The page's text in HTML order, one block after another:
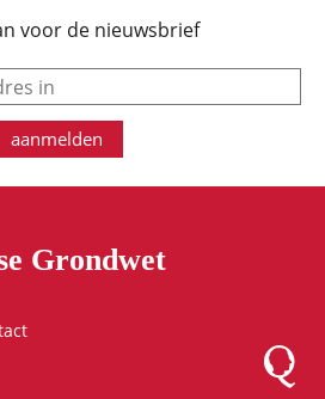
voor de nieuwsbrief
e-mail
aanmelden
Grondwet
Logo